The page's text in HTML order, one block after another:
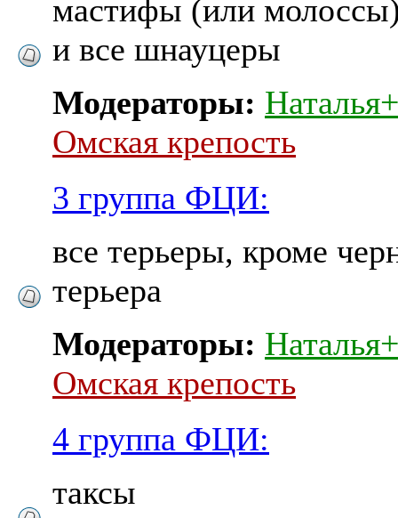
мастифы (или
и все шнауцеры
Модераторы:
Омская крепость
3 группа ФЦИ:
все терьеры, кроме
терьера
Модераторы:
Омская крепость
4 группа ФЦИ:
таксы